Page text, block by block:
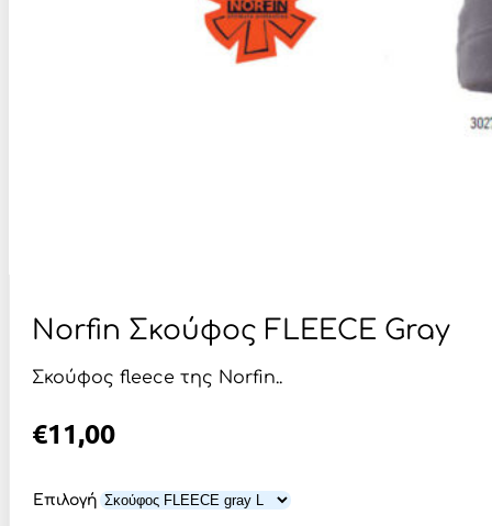
Norfin Σκούφος FLEECE Gray
Σκούφος fleece της Norfin..
€11,00
Επιλογή